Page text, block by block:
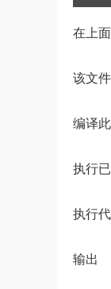
在上
该文
编译
执行
执行
输出